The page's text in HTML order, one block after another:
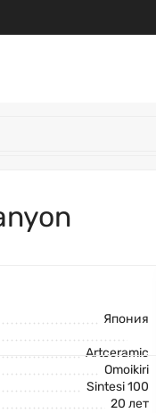
Япония
Artceramic
Omoikiri
Sintesi 100
20 лет